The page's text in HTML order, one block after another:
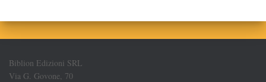
Biblion Edizioni SRL
Via G. Govone, 70